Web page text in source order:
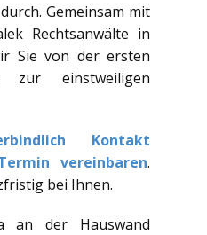
Gemeinsam mit
Rechtsanwälte in
Sie von der ersten
zur einstweiligen
Kontakt
vereinbaren.
bei Ihnen.
an der Hauswand